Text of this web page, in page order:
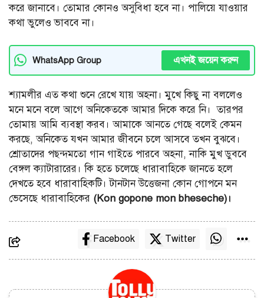
করে জানাবে। তোমার কোন‌ও অসুবিধা হবে না। পালিয়ে যাওয়ার
কথা ভুলেও ভাববে না।‌
WhatsApp Group এখনই জয়েন করুন
শ্যামলীর এত কথা শুনে রেখে যায় অহনা। মুখে কিছু না বললেও
মনে মনে বলে আগে অনিকেতকে আমার দিকে করে নি। ‌ তারপর
তোমায় আমি ব্যবস্থা করব। আমাকে আনতে গেছে বলেই কেমন
করছে, অনিকেত যখন আমার জীবনে চলে আসবে তখন বুঝবে।
শ্রোতাদের পছন্দমতো গান গাইতে পারবে অহনা, নাকি মুখ ডুববে
বেঙ্গল ক্যাটারারের। কি হতে চলেছে ধারাবাহিকে জানতে হলে
দেখতে হবে ধারাবাহিকটি। টানটান উত্তেজনা কোন গোপনে মন
ভেসেছে ধারাবাহিকের (Kon gopone mon bheseche)।
Facebook Twitter